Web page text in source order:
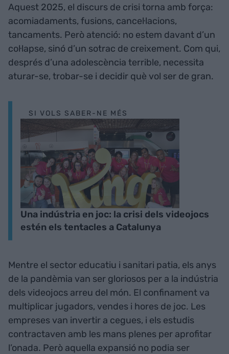
Aquest 2025, el discurs de crisi torna amb força:
acomiadaments, fusions, cancel·lacions,
tancaments. Però atenció: no estem davant d’un
col·lapse, sinó d’un sotrac de creixement. Com qui,
després d’una adolescència terrible, necessita
aturar-se, trobar-se i decidir què vol ser de gran.
SI VOLS SABER-NE MÉS
Una indústria en joc: la crisi dels videojocs
estén els tentacles a Catalunya
Mentre el sector educatiu i sanitari patia, els anys
de la pandèmia van ser gloriosos per a la indústria
dels videojocs arreu del món. El confinament va
multiplicar jugadors, vendes i hores de joc. Les
empreses van invertir a cegues, i els estudis
contractaven amb les mans plenes per aprofitar
l’onada. Però aquella expansió no podia ser